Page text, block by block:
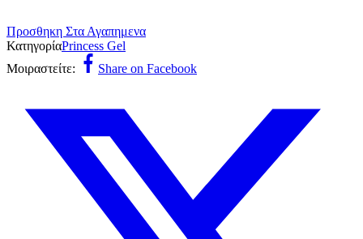
Προσθηκη Στα Αγαπημενα
ΚατηγορίαPrincess Gel
Μοιραστείτε:
Share on Facebook